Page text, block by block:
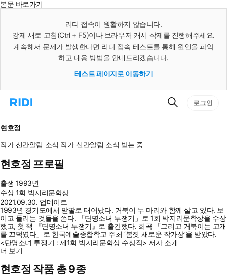
본문 바로가기
리디 접속이 원활하지 않습니다.
강제 새로 고침(Ctrl + F5)이나 브라우저 캐시 삭제를 진행해주세요.
계속해서 문제가 발생한다면 리디 접속 테스트를 통해 원인을 파악
하고 대응 방법을 안내드리겠습니다.
테스트 페이지로 이동하기
리
으
로
이
동
검
로그인
현호정
작가 신간알림 소식 작가 신간알림 소식 받는 중
현호정 프로필
출생 1993년
수상 1회 박지리문학상
2021.09.30. 업데이트
1993년 경기도에서 맏딸로 태어났다. 거북이 두 마리와 함께 살고 있다. 보
이고 들리는 것들을 쓴다. 「단명소녀 투쟁기」로 1회 박지리문학상을 수상
했고, 첫 책 『단명소녀 투쟁기』로 출간했다. 희곡 「그리고 거북이는 고개
를 끄덕였다」로 한국예술종합학교 주최 ‘봄짓 새로운 작가상’을 받았다.
<단명소녀 투쟁기 : 제1회 박지리문학상 수상작> 저자 소개
더 보기
현호정 작품 총 9종